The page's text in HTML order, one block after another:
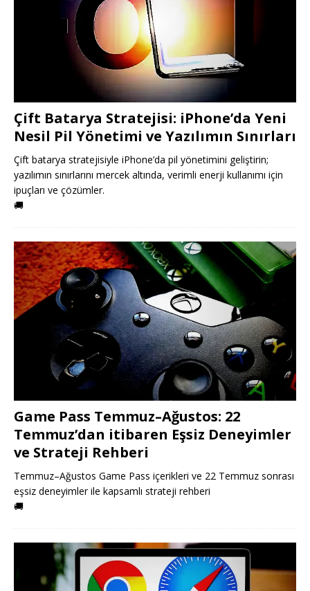
Çift Batarya Stratejisi: iPhone’da Yeni
Nesil Pil Yönetimi ve Yazılımın Sınırları
Çift batarya stratejisiyle iPhone’da pil yönetimini geliştirin;
yazılımın sınırlarını mercek altında, verimli enerji kullanımı için
ipuçları ve çözümler.
🚚
Game Pass Temmuz–Ağustos: 22
Temmuz’dan itibaren Eşsiz Deneyimler
ve Strateji Rehberi
Temmuz–Ağustos Game Pass içerikleri ve 22 Temmuz sonrası
eşsiz deneyimler ile kapsamlı strateji rehberi
🚚